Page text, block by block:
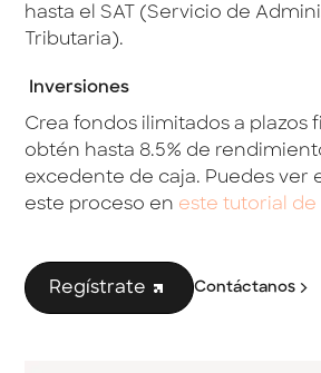
hasta el SAT (Servicio de
Tributaria).
Inversiones
Crea fondos ilimitados a plazos
obtén hasta 8.5% de
excedente de caja. Puedes ver
este proceso en este tutorial de
Regístrate Contáctanos